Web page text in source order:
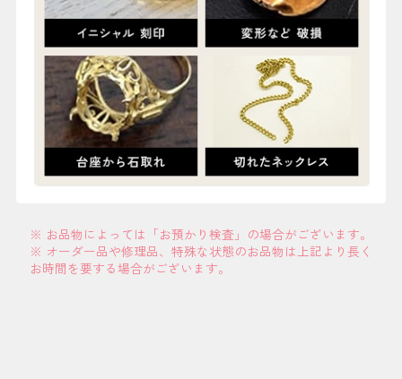
※ お品物によっては「お預かり検査」の場合がございます。
※ オーダー品や修理品、特殊な状態のお品物は上記より長く
お時間を要する場合がございます。